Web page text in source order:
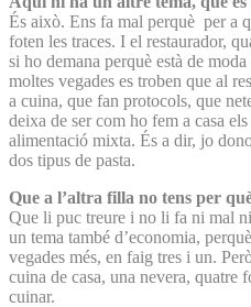
És això. Ens fa mal perquè per a
foten les traces. I el restaurador,
si ho demana perquè està de
moltes vegades es troben que al
a cuina, que fan protocols, que
deixa de ser com ho fem a casa
alimentació mixta. És a dir, jo
dos tipus de pasta.
Que a l’altra filla no tens per
Que li puc treure i no li fa ni mal
un tema també d’economia,
vegades més, en faig tres i un.
cuina de casa, una nevera, quatre
cuinar.